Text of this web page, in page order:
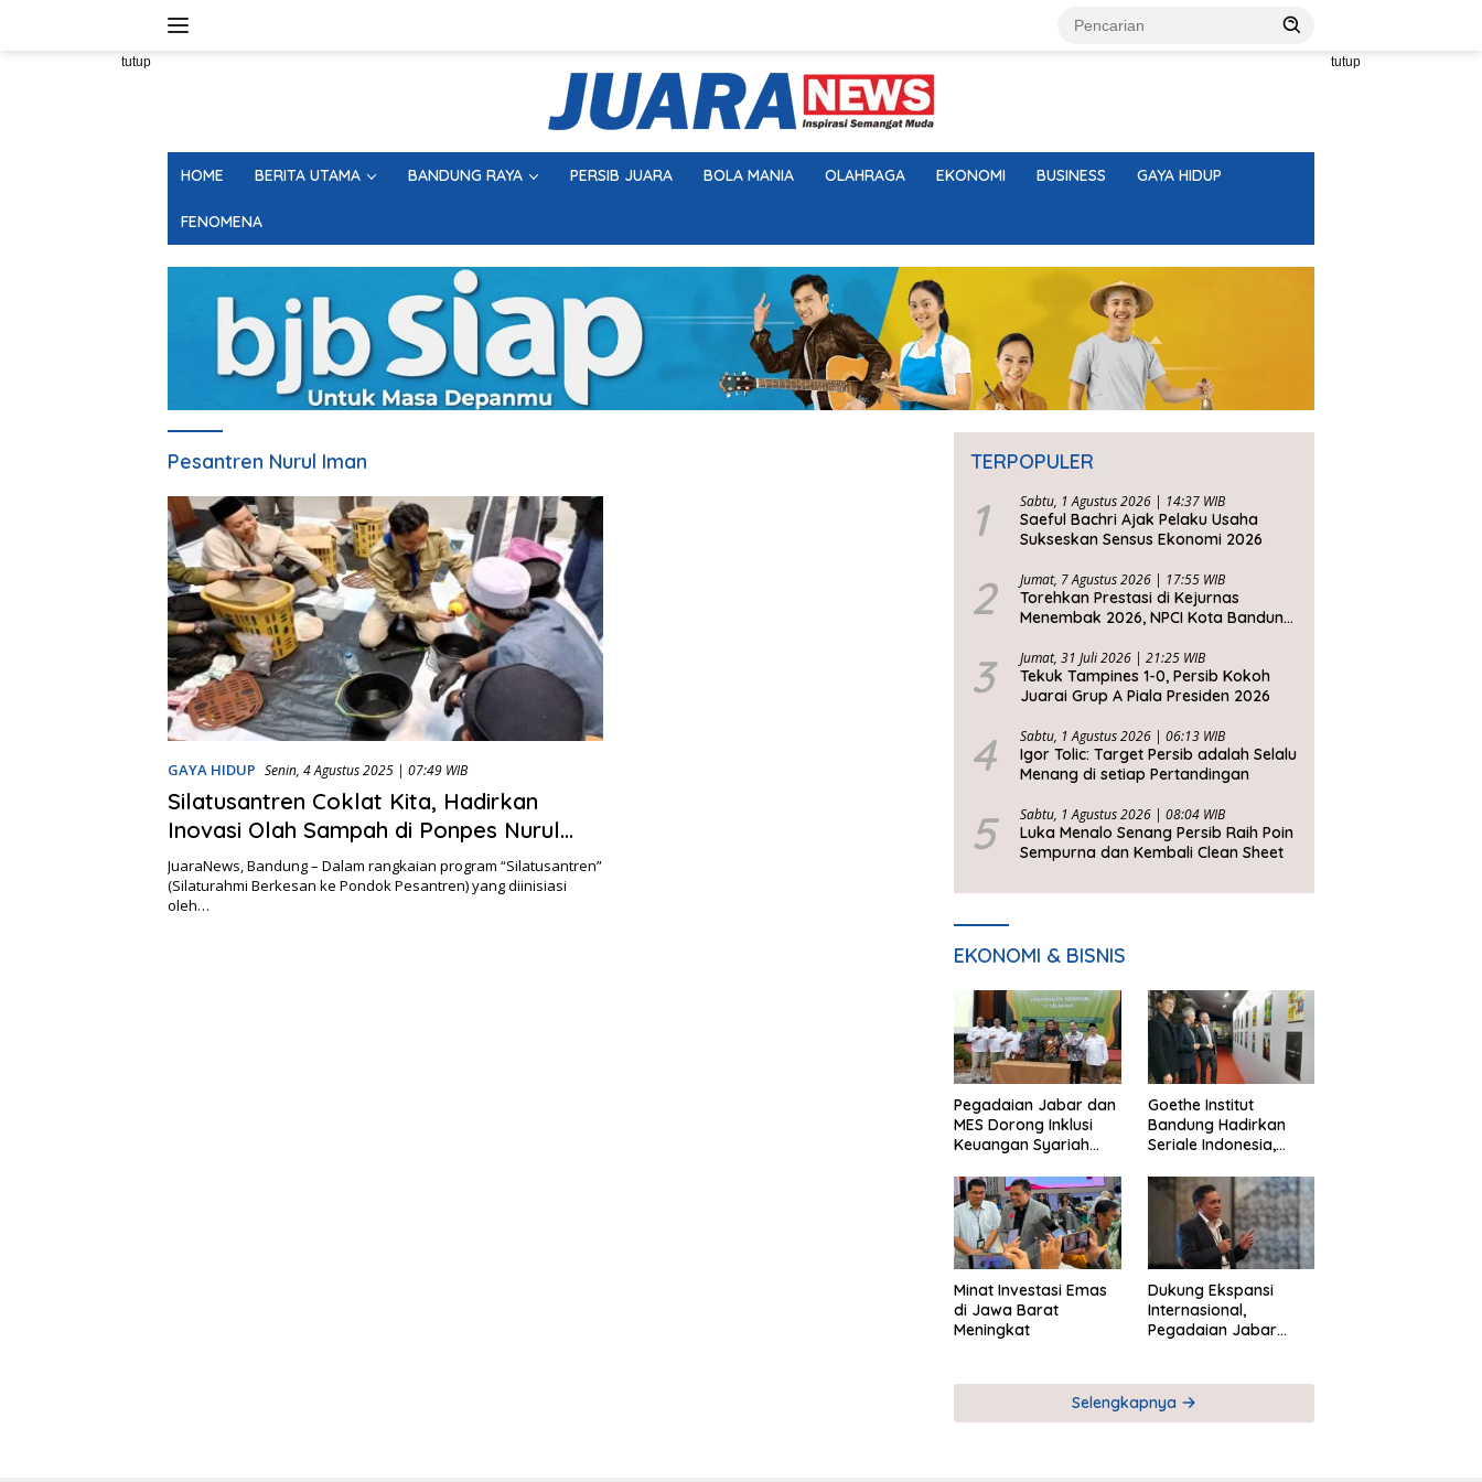
tutup tutup
HOME BERITA UTAMA BANDUNG RAYA PERSIB JUARA BOLA MANIA OLAHRAGA EKONOMI BUSINESS GAYA HIDUP
FENOMENA
Pesantren Nurul Iman
GAYA HIDUP Senin, 4 Agustus 2025 | 07:49 WIB
Silatusantren Coklat Kita, Hadirkan
Inovasi Olah Sampah di Ponpes Nurul
Iman
JuaraNews, Bandung – Dalam rangkaian program “Silatusantren”
(Silaturahmi Berkesan ke Pondok Pesantren) yang diinisiasi
oleh…
TERPOPULER
1 Sabtu, 1 Agustus 2026 | 14:37 WIB
Saeful Bachri Ajak Pelaku Usaha
Sukseskan Sensus Ekonomi 2026
2 Jumat, 7 Agustus 2026 | 17:55 WIB
Torehkan Prestasi di Kejurnas
Menembak 2026, NPCI Kota Bandung
3 Jumat, 31 Juli 2026 | 21:25 WIB
Tekuk Tampines 1-0, Persib Kokoh
Juarai Grup A Piala Presiden 2026
4 Sabtu, 1 Agustus 2026 | 06:13 WIB
Igor Tolic: Target Persib adalah Selalu
Menang di setiap Pertandingan
5 Sabtu, 1 Agustus 2026 | 08:04 WIB
Luka Menalo Senang Persib Raih Poin
Sempurna dan Kembali Clean Sheet
EKONOMI & BISNIS
Pegadaian Jabar dan
MES Dorong Inklusi
Keuangan Syariah
UMKM
Goethe Institut
Bandung Hadirkan
Seriale Indonesia,
Global Industri Serial
Minat Investasi Emas
di Jawa Barat
Meningkat
Dukung Ekspansi
Internasional,
Pegadaian Jabar
Pegadaian Timor
Leste
Selengkapnya